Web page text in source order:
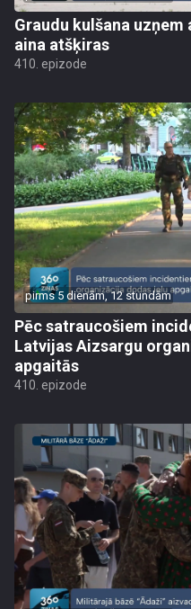
Graudu kulšana
aina atšķiras
410. epizode
pirms 5 dienām, 12 stundām
Pēc satraucošiem
Latvijas Aizsargu
apgaitās
410. epizode